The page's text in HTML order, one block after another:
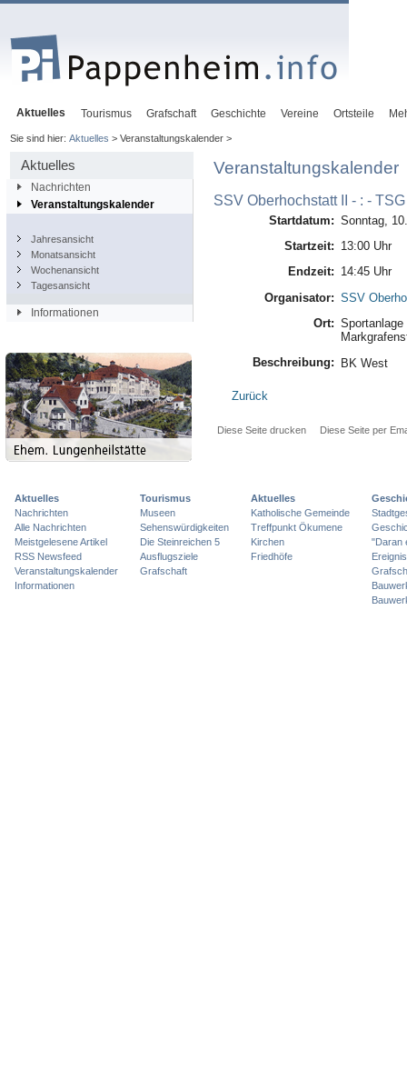
Aktuelles Tourismus Grafschaft Geschichte Vereine Ortsteile
Sie sind hier: Aktuelles > Veranstaltungskalender >
Aktuelles
Nachrichten
Veranstaltungskalender
Jahresansicht
Monatsansicht
Wochenansicht
Tagesansicht
Informationen
Veranstaltungskalender
SSV Oberhochstatt II - : -
Startdatum: Sonntag,
Startzeit: 13:00 Uhr
Endzeit: 14:45 Uhr
Organisator: SSV
Ort:
Beschreibung:
BK West
Zurück
Diese Seite drucken Diese Seite per
Aktuelles
Nachrichten
Alle Nachrichten
Meistgelesene Artikel
RSS Newsfeed
Veranstaltungskalender
Informationen
Tourismus
Museen
Sehenswürdigkeiten
Die Steinreichen 5
Ausflugsziele
Grafschaft
Aktuelles
Katholische Gemeinde
Treffpunkt Ökumene
Kirchen
Friedhöfe
"Daran